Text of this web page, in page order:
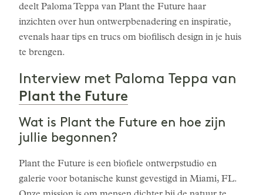
deelt Paloma Teppa van Plant the Future haar
inzichten over hun ontwerpbenadering en inspiratie,
evenals haar tips en trucs om biofilisch design in je huis
te brengen.
Interview met Paloma Teppa van
Plant the Future
Wat is Plant the Future en hoe zijn
jullie begonnen?
Plant the Future is een biofiele ontwerpstudio en
galerie voor botanische kunst gevestigd in Miami, FL.